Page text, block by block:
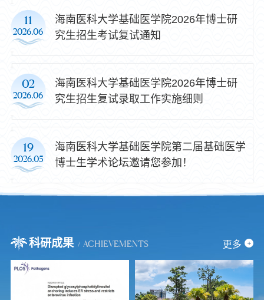
11
2026.06
海南医科大学基础医学院2026年博士研
究生招生考试复试通知
02
2026.06
海南医科大学基础医学院2026年博士研
究生招生复试录取工作实施细则
19
2026.05
海南医科大学基础医学院第二届基础医学
博士生学术论坛邀请您参加！
科研成果 ACHIEVEMENTS 更多